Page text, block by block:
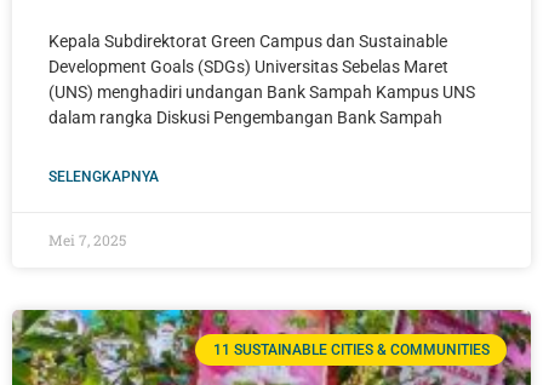
Kepala Subdirektorat Green Campus dan Sustainable
Development Goals (SDGs) Universitas Sebelas Maret
(UNS) menghadiri undangan Bank Sampah Kampus UNS
dalam rangka Diskusi Pengembangan Bank Sampah
SELENGKAPNYA
Mei 7, 2025
11 SUSTAINABLE CITIES & COMMUNITIES